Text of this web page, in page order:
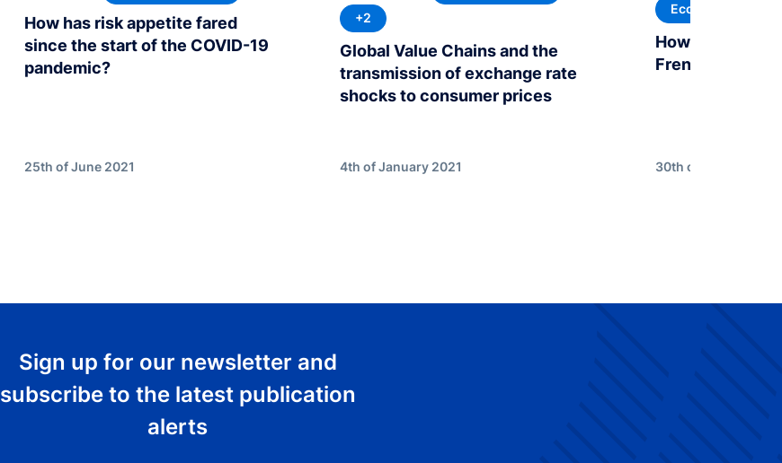
How has risk appetite fared
since the start of the COVID-19
pandemic?
25th of June 2021
Global Value Chains and the
transmission of exchange rate
shocks to consumer prices
+2
4th of January 2021
How to
French GDP in
Economic
30th of September
Sign up for our newsletter and
subscribe to the latest publication
alerts